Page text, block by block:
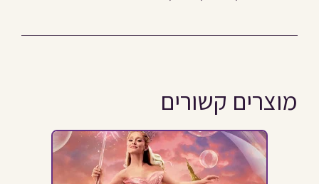
מוצרים קשורים